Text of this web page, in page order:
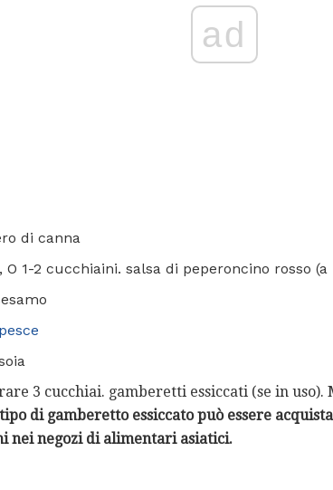
ad
di canna
O 1-2 cucchiaini. salsa di peperoncino rosso (a
3 cucchiai. gamberetti essiccati (se in uso).
di gamberetto essiccato può essere
nei negozi di alimentari asiatici.